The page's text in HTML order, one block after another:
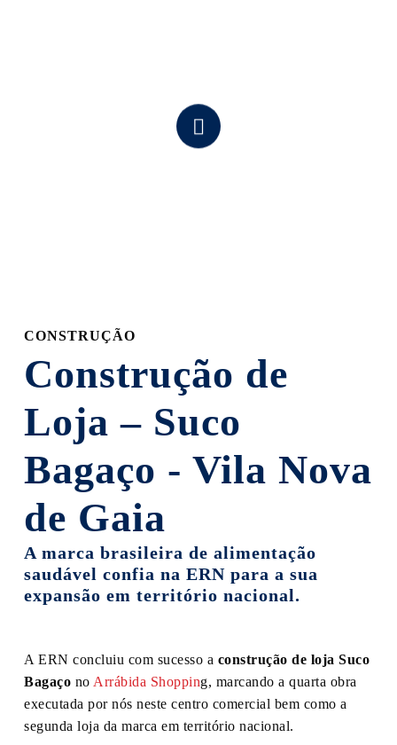
Navigate
CONSTRUÇÃO
Construção de
Loja – Suco
Bagaço - Vila Nova
de Gaia
A marca brasileira de alimentação
saudável confia na ERN para a sua
expansão em território nacional.
A ERN concluiu com sucesso a construção de loja Suco
Bagaço no Arrábida Shopping, marcando a quarta obra
executada por nós neste centro comercial bem como a
segunda loja da marca em território nacional.